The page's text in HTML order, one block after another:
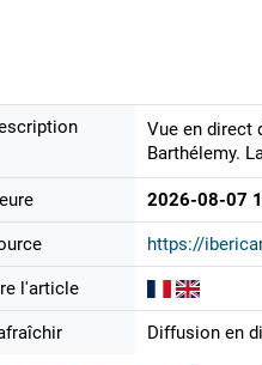
Vue en direct
Barthélemy.
2026-08-07
https://
l'article
Diffusion en